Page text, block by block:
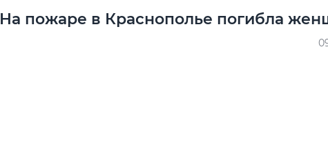
На пожаре в Краснополье погибла